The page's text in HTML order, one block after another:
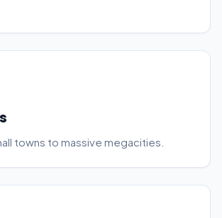
towns to massive megacities.